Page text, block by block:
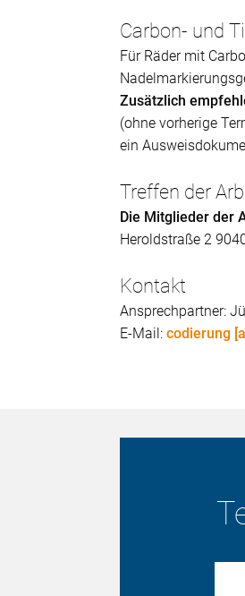
Carbon- und
Für Räder mit
Zusätzlich
(ohne vorherige
ein
Treffen der
Die Mitglieder der
Heroldstraße 2
Kontakt
Ansprechpartner:
E-Mail:codierung